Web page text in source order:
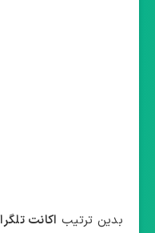
بدین ترتیب اکانت